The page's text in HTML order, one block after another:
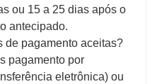
ou 15 a 25 dias após o
antecipado.
de pagamento aceitas?
pagamento por
eletrônica) ou